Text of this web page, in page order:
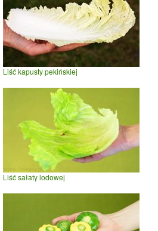
Liść kapusty pekińskiej
Liść sałaty lodowej